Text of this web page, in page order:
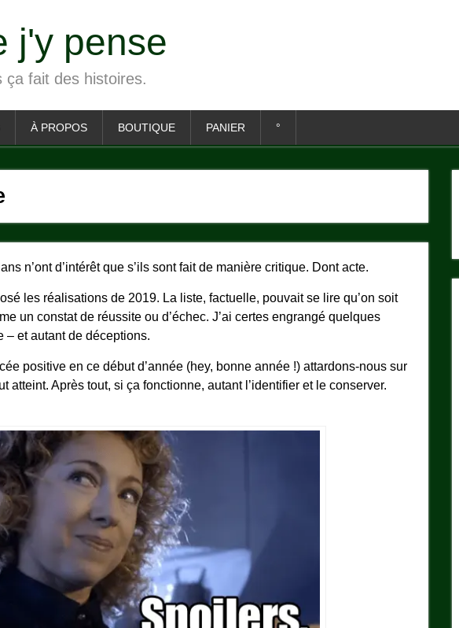
j'y pense
ça fait des histoires.
À PROPOS BOUTIQUE PANIER °
n’ont d’intérêt que s’ils sont fait de manière critique. Dont acte.
les réalisations de 2019. La liste, factuelle, pouvait se lire qu’on soit
un constat de réussite ou d’échec. J’ai certes engrangé quelques
– et autant de déceptions.
positive en ce début d’année (hey, bonne année !) attardons-nous sur
atteint. Après tout, si ça fonctionne, autant l’identifier et le conserver.